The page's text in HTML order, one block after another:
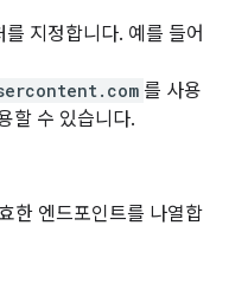
지정합니다. 예를 들어
를 사용
할 수 있습니다.
한 엔드포인트를 나열합